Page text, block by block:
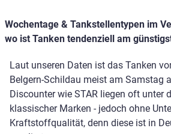
Wochentage & Tankstellentypen im
wo ist Tanken tendenziell am
Laut unseren Daten ist das Tanken
Belgern-Schildau meist am Samstag
Discounter wie STAR liegen oft unter
klassischer Marken - jedoch ohne
Kraftstoffqualität, denn diese ist in